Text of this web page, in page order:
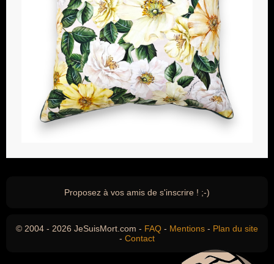
Proposez à vos amis de s'inscrire ! ;-)
© 2004 - 2026 JeSuisMort.com - FAQ - Mentions - Plan du site
- Contact